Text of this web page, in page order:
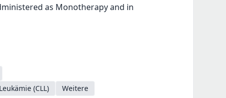
as Monotherapy and in
(CLL)
Weitere